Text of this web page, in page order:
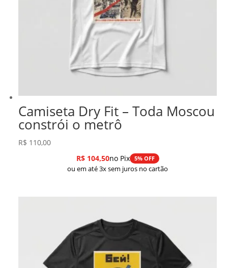
Camiseta Dry Fit – Toda Moscou
constrói o metrô
R$ 110,00
R$104,50no Pix 5% OFF
ou em até 3x sem juros no cartão